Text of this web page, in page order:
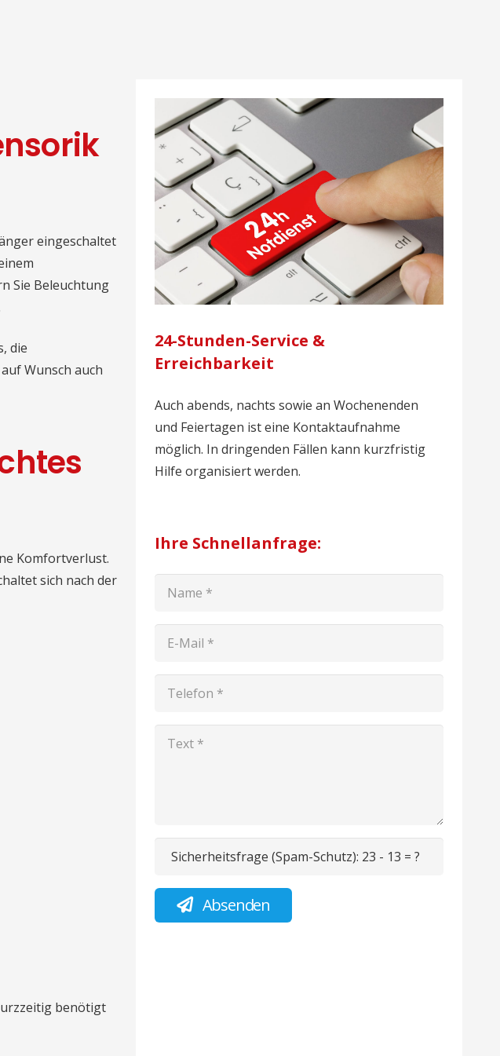
eingeschaltet
Sie Beleuchtung
die
Wunsch auch
Komfortverlust.
sich nach der
benötigt
24-Stunden-Service &
Erreichbarkeit
Auch abends, nachts sowie an Wochenenden
und Feiertagen ist eine Kontaktaufnahme
möglich. In dringenden Fällen kann kurzfristig
Hilfe organisiert werden.
Ihre Schnellanfrage:
Sicherheitsfrage (Spam-Schutz): 23 - 13 = ?
Absenden